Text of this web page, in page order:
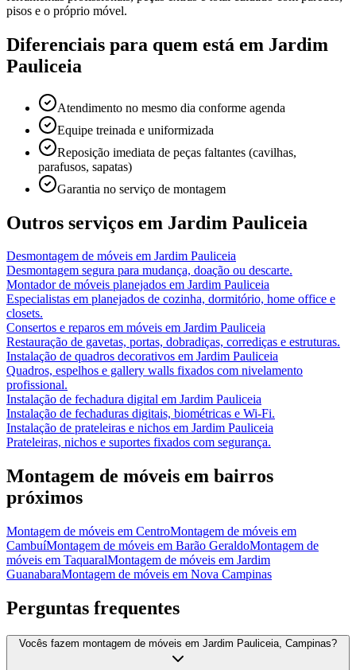
pisos e o próprio móvel.
Diferenciais para quem está em Jardim
Pauliceia
Atendimento no mesmo dia conforme agenda
Equipe treinada e uniformizada
Reposição imediata de peças faltantes (cavilhas,
parafusos, sapatas)
Garantia no serviço de montagem
Outros serviços em Jardim Pauliceia
Desmontagem de móveis em Jardim Pauliceia
Desmontagem segura para mudança, doação ou descarte.
Montador de móveis planejados em Jardim Pauliceia
Especialistas em planejados de cozinha, dormitório, home office e
closets.
Consertos e reparos em móveis em Jardim Pauliceia
Restauração de gavetas, portas, dobradiças, corrediças e estruturas.
Instalação de quadros decorativos em Jardim Pauliceia
Quadros, espelhos e gallery walls fixados com nivelamento
profissional.
Instalação de fechadura digital em Jardim Pauliceia
Instalação de fechaduras digitais, biométricas e Wi-Fi.
Instalação de prateleiras e nichos em Jardim Pauliceia
Prateleiras, nichos e suportes fixados com segurança.
Montagem de móveis em bairros
próximos
Montagem de móveis em CentroMontagem de móveis em
CambuíMontagem de móveis em Barão GeraldoMontagem de
móveis em TaquaralMontagem de móveis em Jardim
GuanabaraMontagem de móveis em Nova Campinas
Perguntas frequentes
Vocês fazem montagem de móveis em Jardim Pauliceia, Campinas?